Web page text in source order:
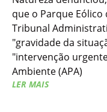
que o Parque Eólico
Tribunal
"gravidade da
"intervenção
Ambiente (APA)
LER MAIS